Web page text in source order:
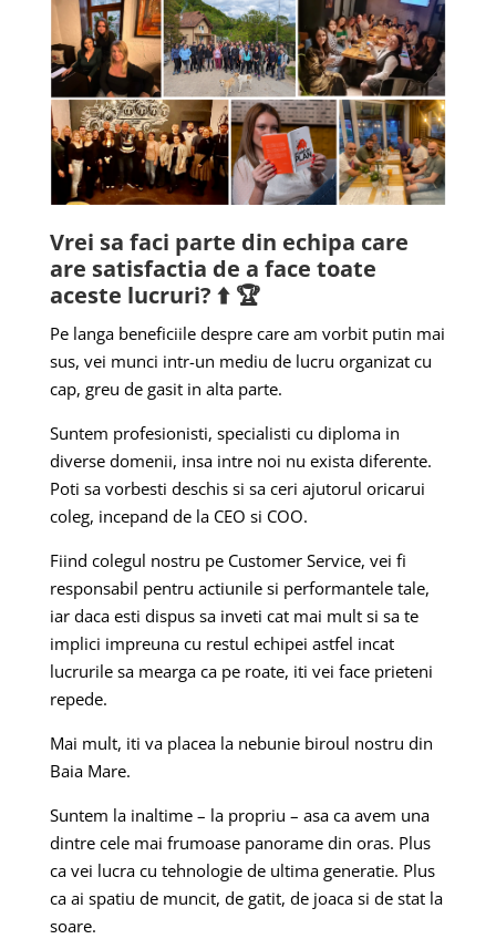
Vrei sa faci parte din echipa care
are satisfactia de a face toate
aceste lucruri? ⬆️ 🏆
Pe langa beneficiile despre care am vorbit putin mai
sus, vei munci intr-un mediu de lucru organizat cu
cap, greu de gasit in alta parte.
Suntem profesionisti, specialisti cu diploma in
diverse domenii, insa intre noi nu exista diferente.
Poti sa vorbesti deschis si sa ceri ajutorul oricarui
coleg, incepand de la CEO si COO.
Fiind colegul nostru pe Customer Service, vei fi
responsabil pentru actiunile si performantele tale,
iar daca esti dispus sa inveti cat mai mult si sa te
implici impreuna cu restul echipei astfel incat
lucrurile sa mearga ca pe roate, iti vei face prieteni
repede.
Mai mult, iti va placea la nebunie biroul nostru din
Baia Mare.
Suntem la inaltime – la propriu – asa ca avem una
dintre cele mai frumoase panorame din oras. Plus
ca vei lucra cu tehnologie de ultima generatie. Plus
ca ai spatiu de muncit, de gatit, de joaca si de stat la
soare.